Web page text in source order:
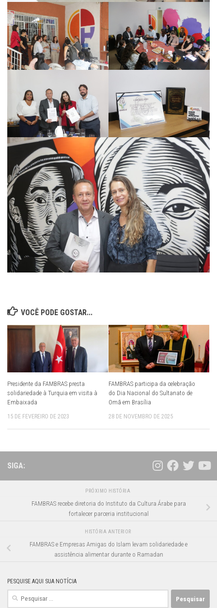
VOCÊ PODE GOSTAR...
Presidente da FAMBRAS presta
solidariedade à Turquia em visita à
Embaixada
15 DE FEVEREIRO DE 2023
FAMBRAS participa da celebração
do Dia Nacional do Sultanato de
Omã em Brasília
28 DE NOVEMBRO DE 2025
SIGA:
PRÓXIMO HISTÓRIA
FAMBRAS recebe diretoria do Instituto da Cultura Árabe para
fortalecer parceria institucional
HISTÓRIA ANTERIOR
FAMBRAS e Empresas Amigas do Islam levam solidariedade e
assistência alimentar durante o Ramadan
PESQUISE AQUI SUA NOTÍCIA
Pesquisar